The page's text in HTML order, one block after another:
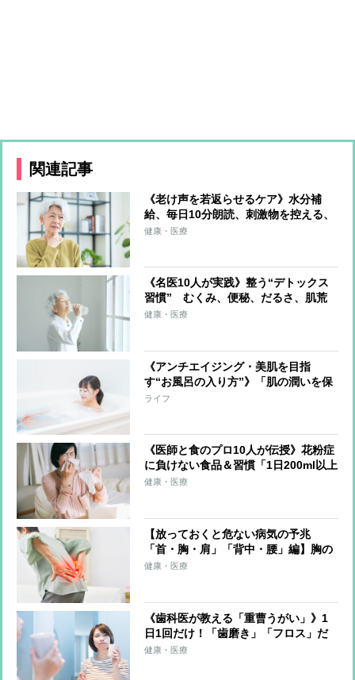
関連記事
《老け声を若返らせるケア》水分補
給、毎日10分朗読、刺激物を控える、
ラジオ体操…若々しくハリのある声を
健康・医療
《名医10人が実践》整う“デトックス
習慣” むくみ、便秘、だるさ、肌荒
れを一掃する食・運動・入浴・生活習
健康・医療
《アンチエイジング・美肌を目指
す“お風呂の入り方”》「肌の潤いを保
つには“40℃10分”が最適値。長くても
ライフ
《医師と食のプロ10人が伝授》花粉症
に負けない食品＆習慣「1日200ml以上
のヨーグルトで症状が軽減」「青魚の
健康・医療
【放っておくと危ない病気の予兆
「首・胸・肩」「背中・腰」編】胸の
痛みが5分続けば狭心症、30分なら心
健康・医療
《歯科医が教える「重曹うがい」》1
日1回だけ！「歯磨き」「フロス」だ
けでは解消できない虫歯、口臭の悩み
健康・医療